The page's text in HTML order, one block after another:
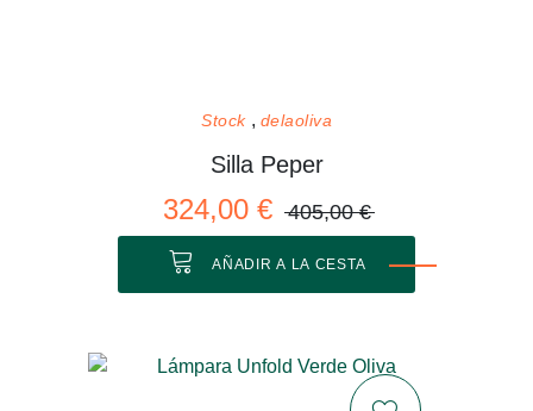
Stock delaoliva
Silla Peper
324,00 € 405,00 €
AÑADIR A LA CESTA